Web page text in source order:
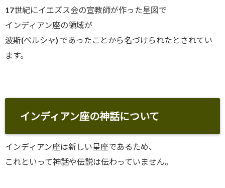
17世紀にイエズス会の宣教師が作った星図で
インディアン座の領域が
波斯(ペルシャ) であったことから名づけられたとされてい
ます。
インディアン座の神話について
インディアン座は新しい星座であるため、
これといって神話や伝説は伝わっていません。